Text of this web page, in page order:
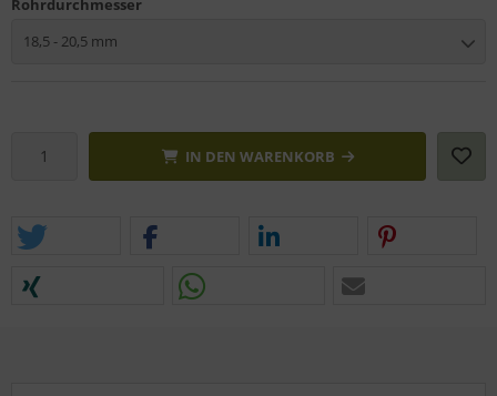
Rohrdurchmesser
18,5 - 20,5 mm
IN DEN WARENKORB